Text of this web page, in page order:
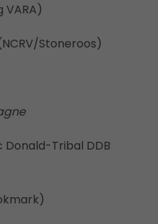
Stoneroos)
Donald-Tribal DDB